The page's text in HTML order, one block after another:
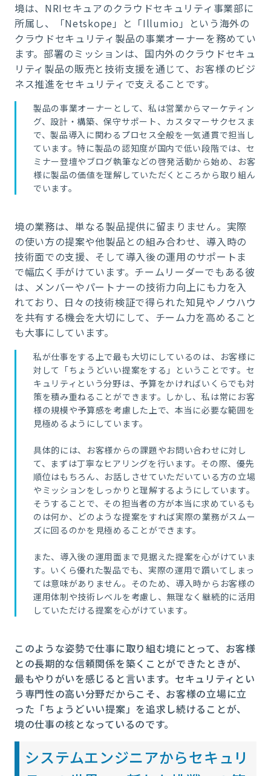
境は、NRIセキュアのクラウドセキュリティ事業部に
所属し、「Netskope」と「Illumio」という海外の
クラウドセキュリティ製品の事業オーナーを務めてい
ます。部署のミッションは、国内外のクラウドセキュ
リティ製品の販売と技術支援を通じて、お客様のビジ
ネス推進をセキュリティで支えることです。
製品の事業オーナーとして、私は営業からマーケティン
グ、設計・構築、保守サポート、カスタマーサクセスま
で、製品導入に関わるプロセス全般を一気通貫で担当し
ています。特に製品の認知度が国内で低い段階では、セ
ミナー登壇やブログ執筆などの啓発活動から始め、お客
様に製品の価値を理解していただくところから取り組ん
でいます。
境の業務は、単なる製品提供に留まりません。実際
の使い方の提案や他製品との組み合わせ、導入時の
技術面での支援、そして導入後の運用のサポートま
で幅広く手がけています。チームリーダーでもある彼
は、メンバーやパートナーの技術力向上にも力を入
れており、日々の技術検証で得られた知見やノウハウ
を共有する機会を大切にして、チーム力を高めること
も大事にしています。
私が仕事をする上で最も大切にしているのは、お客様に
対して「ちょうどいい提案をする」ということです。セ
キュリティという分野は、予算をかければいくらでも対
策を積み重ねることができます。しかし、私は常にお客
様の規模や予算感を考慮した上で、本当に必要な範囲を
見極めるようにしています。
具体的には、お客様からの課題やお問い合わせに対し
て、まずは丁寧なヒアリングを行います。その際、優先
順位はもちろん、お話しさせていただいている方の立場
やミッションをしっかりと理解するようにしています。
そうすることで、その担当者の方が本当に求めているも
のは何か、どのような提案をすれば実際の業務がスムー
ズに回るのかを見極めることができます。
また、導入後の運用面まで見据えた提案を心がけていま
す。いくら優れた製品でも、実際の運用で躓いてしまっ
ては意味がありません。そのため、導入時からお客様の
運用体制や技術レベルを考慮し、無理なく継続的に活用
していただける提案を心がけています。
このような姿勢で仕事に取り組む境にとって、お客様
との長期的な信頼関係を築くことができたときが、
最もやりがいを感じると言います。セキュリティとい
う専門性の高い分野だからこそ、お客様の立場に立
った「ちょうどいい提案」を追求し続けることが、
境の仕事の核となっているのです。
システムエンジニアからセキュリ